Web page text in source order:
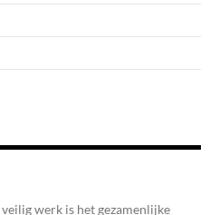
werk is het gezamenlijke